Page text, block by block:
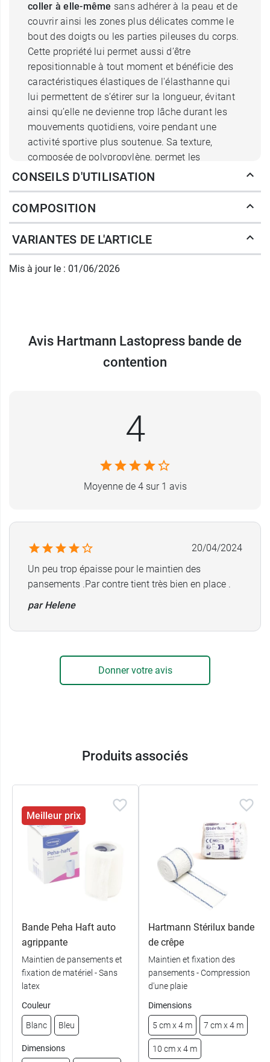
coller à elle-même sans adhérer à la peau et de
couvrir ainsi les zones plus délicates comme le
bout des doigts ou les parties pileuses du corps.
Cette propriété lui permet aussi d’être
repositionnable à tout moment et bénéficie des
caractéristiques élastiques de l'élasthanne qui
lui permettent de s’étirer sur la longueur, évitant
ainsi qu’elle ne devienne trop lâche durant les
mouvements quotidiens, voire pendant une
activité sportive plus soutenue. Sa texture,
composée de polypropylène, permet les
échanges gazeux avec la peau et la laisse
toute macération et conserve son adhérence en
Du fait de son adhésion cohésive, le retrait de la
bande de contention Lastopress
est totalement indolore. Elle ne contient pas de
s’est peu à peu développée dans la
puis dans le monde entier.
Elastique 1 sens, confortable, repositionnable,
contention légère
Allongement longitudinal > 120 %
élastiques à l'oxyde de zinc Varolast Plus.
Conditionnement :vendue à l'unité
CONSEILS D'UTILISATION
COMPOSITION
VARIANTES DE L'ARTICLE
Mis à jour le : 01/06/2026
Avis Hartmann Lastopress bande de
contention
4
Moyenne de 4 sur 1 avis
20/04/2024
Un peu trop épaisse pour le maintien des
pansements .Par contre tient très bien en place .
par Helene
Donner votre avis
Produits associés
Meilleur prix
Bande Peha Haft auto
agrippante
Maintien de pansements et
fixation de matériel - Sans
latex
Couleur
Blanc Bleu
Dimensions
Hartmann Stérilux bande
de crêpe
Maintien et fixation des
pansements - Compression
d'une plaie
Dimensions
5 cm x 4 m 7 cm x 4 m
10 cm x 4 m